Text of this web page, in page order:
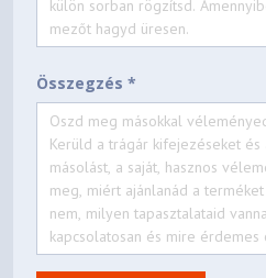
Összegzés *